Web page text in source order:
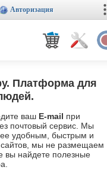
Авторизация
Платформа для
ваш E-mail при
почтовый сервис. Мы
удобным, быстрым и
мы не размещаем
вы найдете полезные